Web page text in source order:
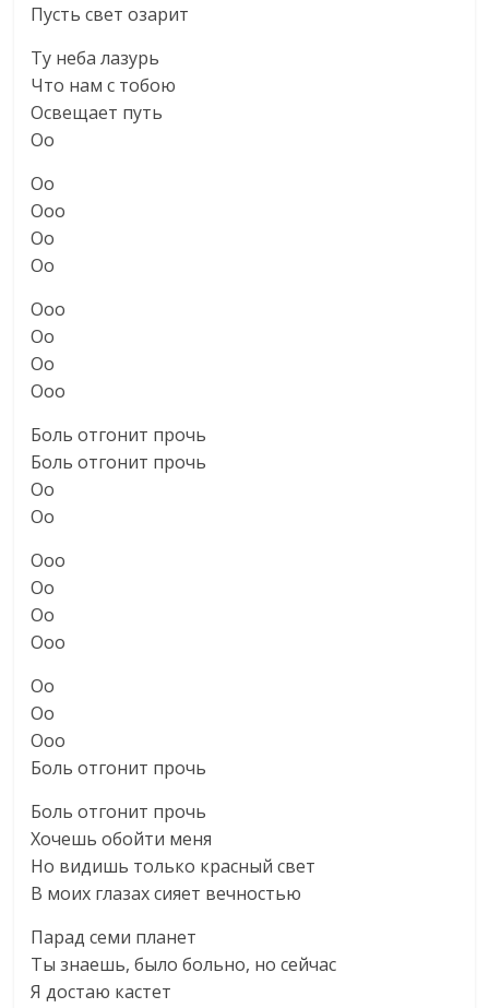
Пусть свет озарит
Ту неба лазурь
Что нам с тобою
Освещает путь
Оо
Оо
Ооо
Оо
Оо
Ооо
Оо
Оо
Ооо
Боль отгонит прочь
Боль отгонит прочь
Оо
Оо
Ооо
Оо
Оо
Ооо
Оо
Оо
Ооо
Боль отгонит прочь
Боль отгонит прочь
Хочешь обойти меня
Но видишь только красный свет
В моих глазах сияет вечностью
Парад семи планет
Ты знаешь, было больно, но сейчас
Я достаю кастет